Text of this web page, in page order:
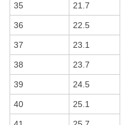
35 21.7
36 22.5
37 23.1
38 23.7
39 24.5
40 25.1